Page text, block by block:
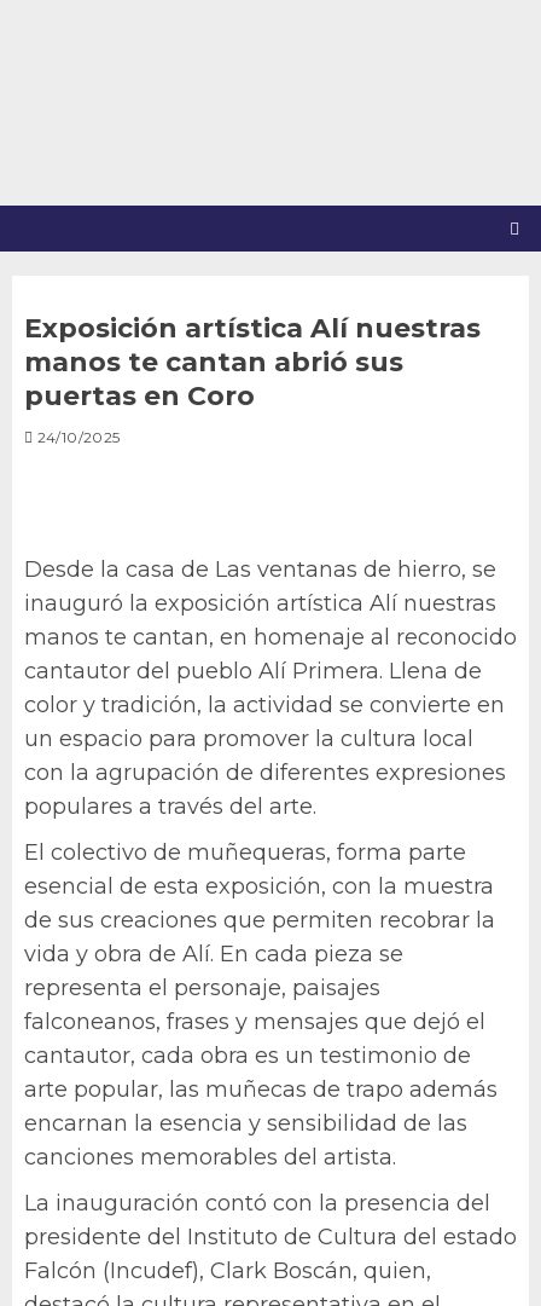
Exposición artística Alí nuestras
manos te cantan abrió sus
puertas en Coro
24/10/2025
Desde la casa de Las ventanas de hierro, se
inauguró la exposición artística Alí nuestras
manos te cantan, en homenaje al reconocido
cantautor del pueblo Alí Primera. Llena de
color y tradición, la actividad se convierte en
un espacio para promover la cultura local
con la agrupación de diferentes expresiones
populares a través del arte.
El colectivo de muñequeras, forma parte
esencial de esta exposición, con la muestra
de sus creaciones que permiten recobrar la
vida y obra de Alí. En cada pieza se
representa el personaje, paisajes
falconeanos, frases y mensajes que dejó el
cantautor, cada obra es un testimonio de
arte popular, las muñecas de trapo además
encarnan la esencia y sensibilidad de las
canciones memorables del artista.
La inauguración contó con la presencia del
presidente del Instituto de Cultura del estado
Falcón (Incudef), Clark Boscán, quien,